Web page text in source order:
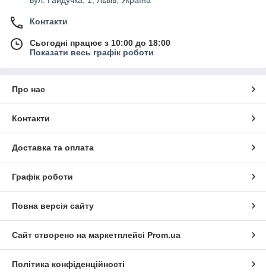
Контакти
Сьогодні працює з 10:00 до 18:00
Показати весь графік роботи
Про нас
Контакти
Доставка та оплата
Графік роботи
Повна версія сайту
Сайт створено на маркетплейсі Prom.ua
Політика конфіденційності